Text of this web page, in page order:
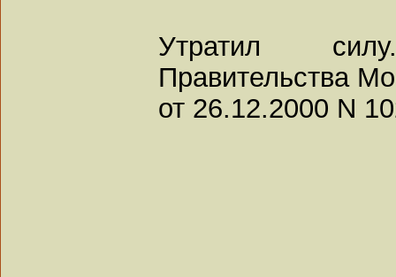
Утратил
Правительства
от 26.12.2000 N